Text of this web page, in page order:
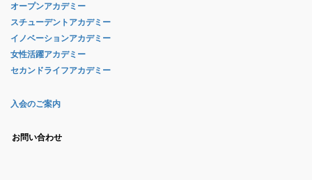
オープンアカデミー
スチューデントアカデミー
イノベーションアカデミー
女性活躍アカデミー
セカンドライフアカデミー
入会のご案内
お問い合わせ